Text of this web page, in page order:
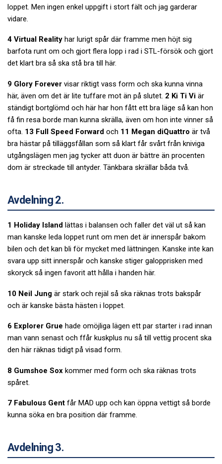
loppet. Men ingen enkel uppgift i stort fält och jag garderar
vidare.
4 Virtual Reality har lurigt spår där framme men höjt sig
barfota runt om och gjort flera lopp i rad i STL-försök och gjort
det klart bra så ska stå bra till här.
9 Glory Forever visar riktigt vass form och ska kunna vinna
här, även om det är lite tuffare mot än på slutet. 2 Ki Ti Vi är
ständigt bortglömd och här har hon fått ett bra läge så kan hon
få fin resa borde man kunna skrälla, även om hon inte vinner så
ofta. 13 Full Speed Forward och 11 Megan diQuattro är två
bra hästar på tilläggsfållan som så klart får svårt från kniviga
utgångslägen men jag tycker att duon är bättre än procenten
dom är streckade till antyder. Tänkbara skrällar båda två.
Avdelning 2.
1 Holiday Island lättas i balansen och faller det väl ut så kan
man kanske leda loppet runt om men det är innerspår bakom
bilen och det kan bli för mycket med lättningen. Kanske inte kan
svara upp sitt innerspår och kanske stiger galopprisken med
skoryck så ingen favorit att hålla i handen här.
10 Neil Jung är stark och rejäl så ska räknas trots bakspår
och är kanske bästa hästen i loppet.
6 Explorer Grue hade omöjliga lägen ett par starter i rad innan
man vann senast och ffår kuskplus nu så till vettig procent ska
den här räknas tidigt på visad form.
8 Gumshoe Sox kommer med form och ska räknas trots
spåret.
7 Fabulous Gent får MAD upp och kan öppna vettigt så borde
kunna söka en bra position där framme.
Avdelning 3.